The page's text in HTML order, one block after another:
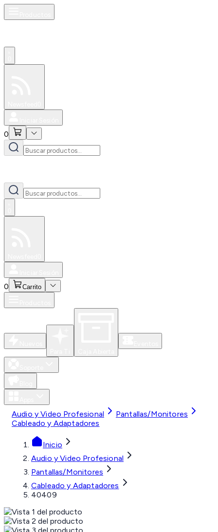
0
0 Carrito
Audio y Video Profesional
Pantallas/Monitores
Cableado y Adaptadores
Inicio
Audio y Video Profesional
Pantallas/Monitores
Cableado y Adaptadores
40409